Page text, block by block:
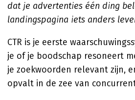
dat je advertenties één ding
landingspagina iets anders
CTR is je eerste
je of je boodschap resoneert
je zoekwoorden relevant zijn,
opvalt in de zee van